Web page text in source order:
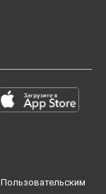
Пользовательским